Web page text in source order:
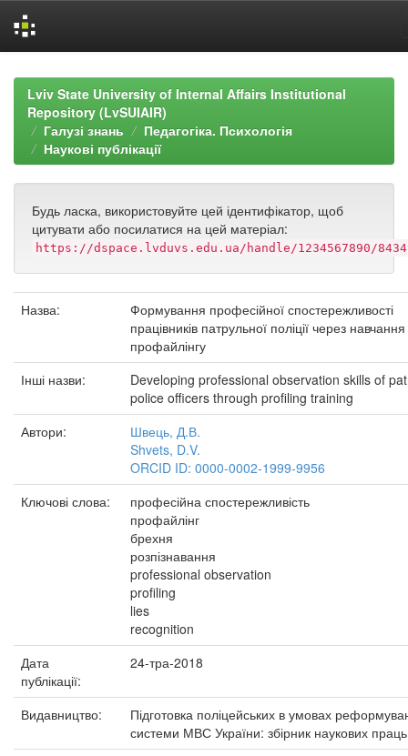
navigationLviv State University of Internal Affairs Institutional
Repository (LvSUIAIR)
Галузі знань
Педагогіка. Психологія
Наукові публікації
Будь ласка, використовуйте цей ідентифікатор, щоб
цитувати або посилатися на цей матеріал:
https://dspace.lvduvs.edu.ua/handle/1234567890/8434
Назва:
Формування професійної спостережливості
працівників патрульної поліції через навчання
профайлінгу
Інші назви:
Developing professional observation skills of
police officers through profiling training
Автори:
Швець, Д.В.
Shvets, D.V.
ORCID ID: 0000-0002-1999-9956
Ключові слова:
професійна спостережливість
профайлінг
брехня
розпізнавання
professional observation
profiling
lies
recognition
Дата
публікації:
24-тра-2018
Видавництво:
Підготовка поліцейських в умовах
системи МВС України: збірник наукових праць